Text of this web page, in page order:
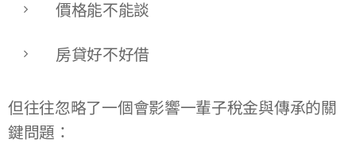
價格能不能談
房貸好不好借
但往往忽略了一個會影響一輩子稅金與傳承的關
鍵問題：